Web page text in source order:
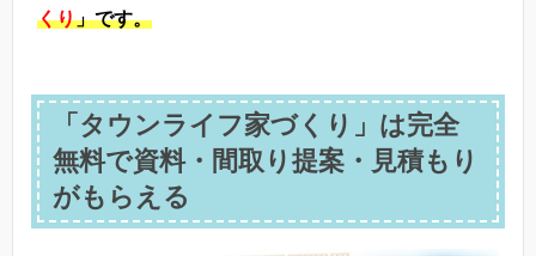
くり」です。
「タウンライフ家づくり」は完全
無料で資料・間取り提案・見積もり
がもらえる